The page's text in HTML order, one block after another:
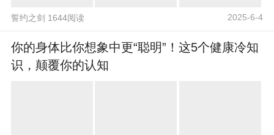
誓约之剑 1644阅读 2025-6-4
你的身体比你想象中更“聪明”！这5个健康冷知
识，颠覆你的认知